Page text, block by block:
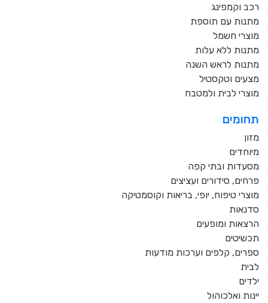
רכב וקמפינג
מתנות עם תוספת
מוצרי חשמל
מתנות ללא עלות
מתנות לראש השנה
מצעים וטקסטיל
מוצרי לבית ולמטבח
תחומים
מזון
מיוחדים
מסעדות ובתי קפה
פרחים, סידורים ועציצים
מוצרי טיפוח, יופי, בריאות וקוסמטיקה
סדנאות
הרצאות ומופעים
תכשיטים
ספרים, קלפים וערכות מודעות
לבית
ילדים
יינות ואלכוהול